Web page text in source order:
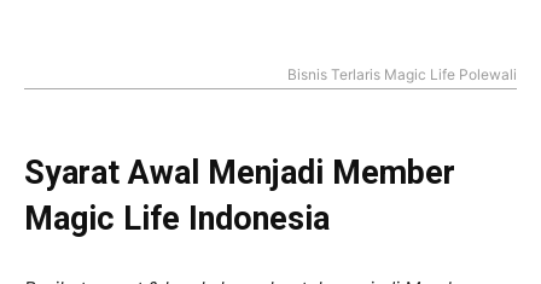
Bisnis Terlaris Magic Life Polewali
Syarat Awal Menjadi Member
Magic Life Indonesia